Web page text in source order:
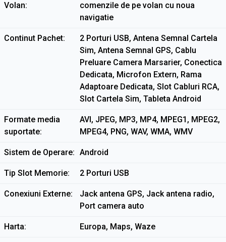
Volan
comenzile de pe volan cu noua
navigatie
Continut Pachet
2 Porturi USB, Antena Semnal Cartela
Sim, Antena Semnal GPS, Cablu
Preluare Camera Marsarier, Conectica
Dedicata, Microfon Extern, Rama
Adaptoare Dedicata, Slot Cabluri RCA,
Slot Cartela Sim, Tableta Android
Formate media
suportate
AVI, JPEG, MP3, MP4, MPEG1, MPEG2,
MPEG4, PNG, WAV, WMA, WMV
Sistem de Operare Android
Tip Slot Memorie 2 Porturi USB
Conexiuni Externe
Jack antena GPS, Jack antena radio,
Port camera auto
Harta Europa, Maps, Waze